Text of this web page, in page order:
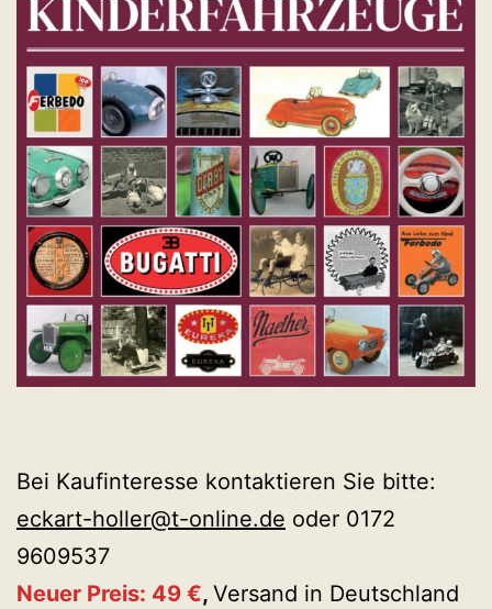
Bei Kaufinteresse kontaktieren Sie bitte:
eckart-holler@t-online.de oder 0172
9609537
Neuer Preis: 49 €, Versand in Deutschland